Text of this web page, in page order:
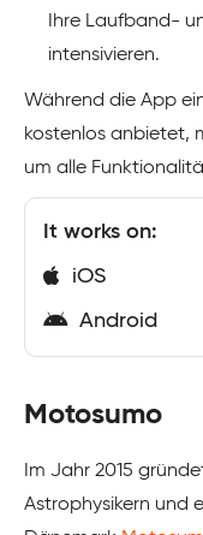
Ihre Laufband-
intensivieren.
Während die App
kostenlos anbietet,
um alle
It works on:
iOS
Android
Motosumo
Im Jahr 2015
Astrophysikern und